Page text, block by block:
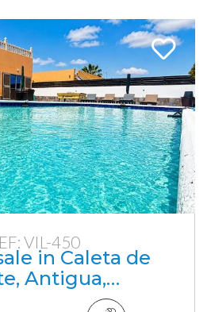
VIL-450
in Caleta de
Antigua,
Canarias